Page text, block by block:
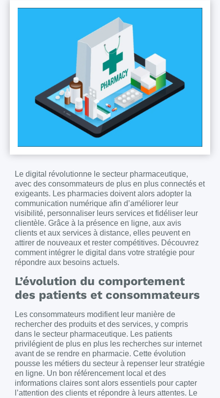
Le digital révolutionne le secteur pharmaceutique,
avec des consommateurs de plus en plus connectés et
exigeants. Les pharmacies doivent alors adopter la
communication numérique afin d’améliorer leur
visibilité, personnaliser leurs services et fidéliser leur
clientèle. Grâce à la présence en ligne, aux avis
clients et aux services à distance, elles peuvent en
attirer de nouveaux et rester compétitives. Découvrez
comment intégrer le digital dans votre stratégie pour
répondre aux besoins actuels.
L’évolution du comportement
des patients et consommateurs
Les consommateurs modifient leur manière de
rechercher des produits et des services, y compris
dans le secteur pharmaceutique. Les patients
privilégient de plus en plus les recherches sur internet
avant de se rendre en pharmacie. Cette évolution
pousse les métiers du secteur à repenser leur stratégie
en ligne. Un bon référencement local et des
informations claires sont alors essentiels pour capter
l’attention des clients et répondre à leurs attentes. Le